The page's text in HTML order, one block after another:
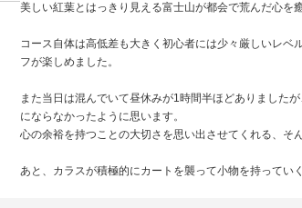
美しい紅葉とはっきり見える富士山が都会で荒んだ心を
コース自体は高低差も大きく初心者には少々厳しいレ
フが楽しめました。
また当日は混んでいて昼休みが1時間半ほどありました
にならなかったように思います。
心の余裕を持つことの大切さを思い出させてくれる、そ
あと、カラスが積極的にカートを襲って小物を持ってい